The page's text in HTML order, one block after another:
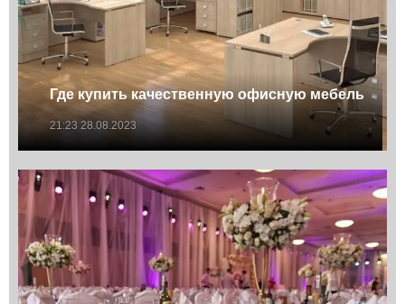
Где купить качественную офисную мебель
21:23 28.08.2023